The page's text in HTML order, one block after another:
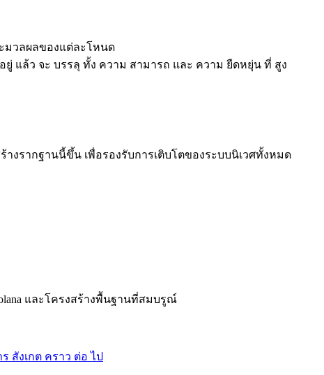
มวลผลของแต่ละโหนด
แล้ว จะ บรรลุ ทั้ง ความ สามารถ และ ความ ยืดหยุ่น ที่ สูง
งรากฐานนี้ขึ้น เพื่อรองรับการเติบโตของระบบนิเวศทั้งหมด
และโครงสร้างพื้นฐานที่สมบรูณ์
สังเกต คราว ต่อ ไป